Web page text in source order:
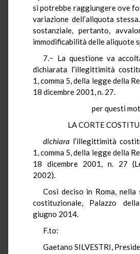
si potrebbe raggiungere ove
variazione dell’aliquota
sostanziale, pertanto,
immodificabilità delle aliquote
7.− La questione va
dichiarata l’illegittimità
1, comma 5, della legge della
18 dicembre 2001, n. 27.
per questi
LA CORTE
dichiara l’illegittimità
1, comma 5, della legge della
18 dicembre 2001, n. 27
2002).
Così deciso in Roma, nella
costituzionale, Palazzo
giugno 2014.
F.to:
Gaetano SILVESTRI,